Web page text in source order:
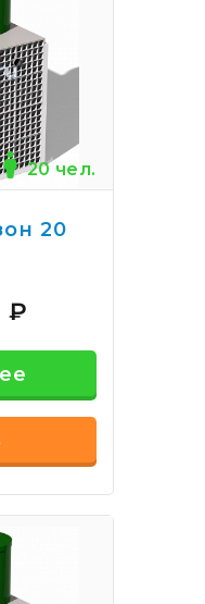
20 чел.
20
₽